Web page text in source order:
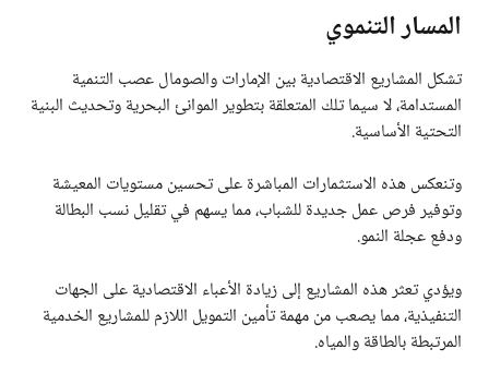
المسار التنموي
تشكل المشاريع الاقتصادية بين الإمارات والصومال عصب التنمية
المستدامة، لا سيما تلك المتعلقة بتطوير الموانئ البحرية وتحديث البنية
التحتية الأساسية.
وتنعكس هذه الاستثمارات المباشرة على تحسين مستويات المعيشة
وتوفير فرص عمل جديدة للشباب، مما يسهم في تقليل نسب البطالة
ودفع عجلة النمو.
ويؤدي تعثر هذه المشاريع إلى زيادة الأعباء الاقتصادية على الجهات
التنفيذية، مما يصعب من مهمة تأمين التمويل اللازم للمشاريع الخدمية
المرتبطة بالطاقة والمياه.